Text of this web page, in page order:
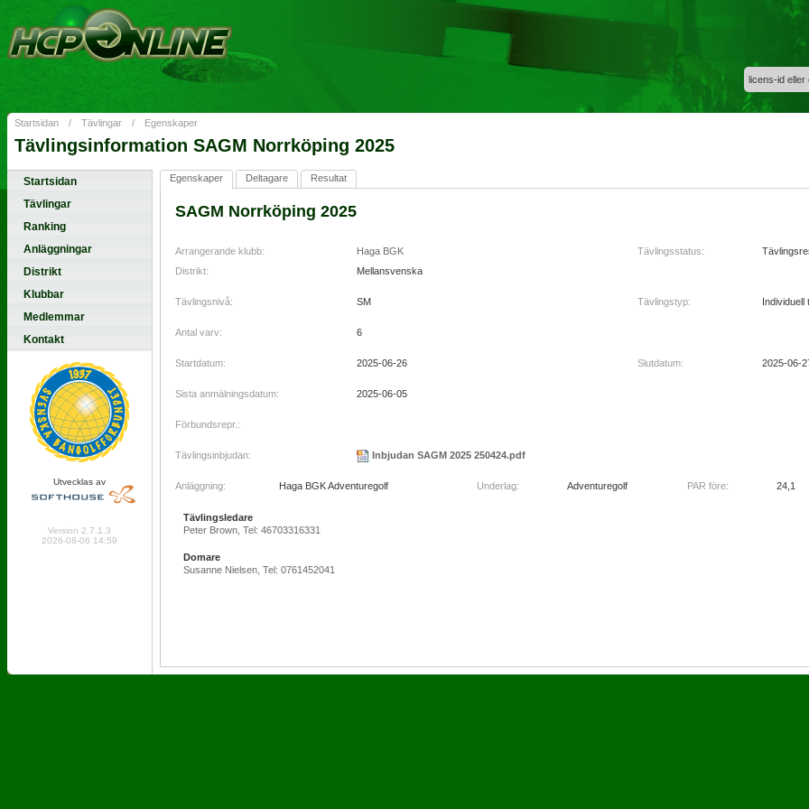
licens-id eller
Startsidan / Tävlingar / Egenskaper
Tävlingsinformation SAGM Norrköping 2025
Startsidan
Tävlingar
Ranking
Anläggningar
Distrikt
Klubbar
Medlemmar
Kontakt
Utvecklas av
Version 2.7.1.3
2026-08-06 14:59
Egenskaper Deltagare Resultat
SAGM Norrköping 2025
Arrangerande klubb: Haga BGK Tävlingsstatus:
Distrikt:
Mellansvenska
Tävlingsnivå: SM Tävlingstyp: Individuell
Antal varv: 6
Startdatum: 2025-06-26 Slutdatum: 2025-06-
Sista anmälningsdatum: 2025-06-05
Förbundsrepr.:
Tävlingsinbjudan: Inbjudan SAGM 2025 250424.pdf
Anläggning: Haga BGK Adventuregolf Underlag: Adventuregolf PAR före: 24,1
Tävlingsledare
Peter Brown, Tel: 46703316331
Domare
Susanne Nielsen, Tel: 0761452041